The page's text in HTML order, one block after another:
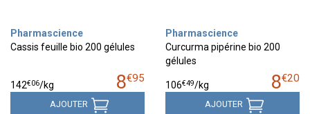
Pharmascience
Cassis feuille bio 200 gélules
8€95
142€06/kg
AJOUTER
Pharmascience
Curcurma pipérine bio 200
gélules
8€20
106€49/kg
AJOUTER